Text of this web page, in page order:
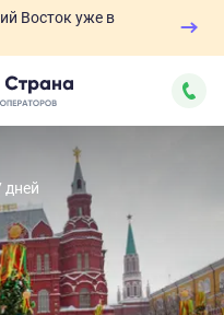
Восток уже в
дней